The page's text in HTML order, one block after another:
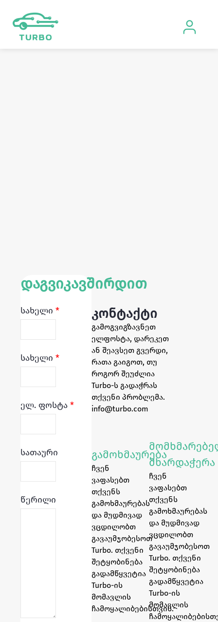
დაგვიკავშირდით
სახელი *
სახელი *
ელ. ფოსტა *
სათაური
წერილი
კონტაქტი
გამოგვიგზავნეთ
ელფოსტა, დარეკეთ
ან შეავსეთ გვერდი,
რათა გაიგოთ, თუ
როგორ შეუძლია
Turbo-ს გადაჭრას
თქვენი პრობლემა.
info@turbo.com
გამოხმაურება
ჩვენ
ვაფასებთ
თქვენს
გამოხმაურებას
და მუდმივად
ვცდილობთ
გავაუმჯობესოთ
Turbo. თქვენი
შეტყობინება
გადამწყვეტია
Turbo-ის
მომავლის
ჩამოყალიბებისთვის.
მხარდაჭერა
ჩვენ
ვაფასებთ
თქვენს
გამოხმაურებას
და მუდმივად
ვცდილობთ
გავაუმჯობესოთ
Turbo. თქვენი
შეტყობინება
გადამწყვეტია
Turbo-ის
მომავლის